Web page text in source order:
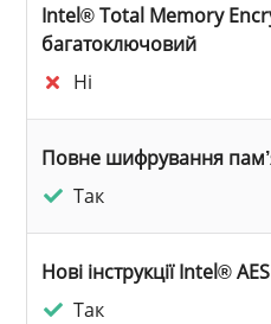
Intel® Total Memory
багатоключовий
Ні
Повне шифрування
Так
Нові інструкції Intel® AES
Так